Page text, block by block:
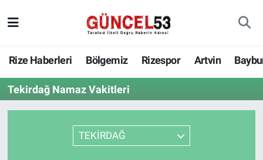
Rize Haberleri Bölgemiz Rizespor Artvin
Tekirdağ Namaz Vakitleri
TEKİRDAĞ